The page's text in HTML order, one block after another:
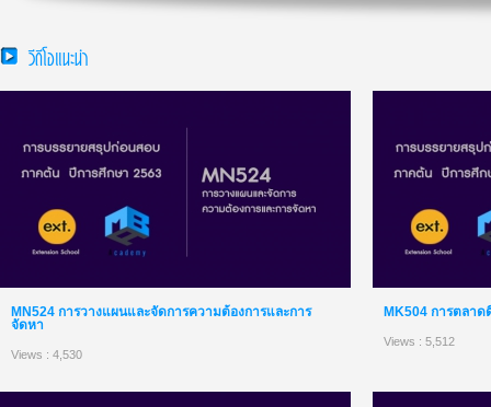
วีดีโอแนะนำ
MN524 การวางแผนและจัดการความต้องการและการ
จัดหา
Views : 4,530
MK504 การตลา
Views : 5,512